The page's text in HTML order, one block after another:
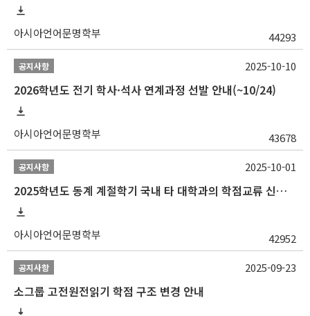
아시아언어문명학부 44293
공지사항
2026학년도 전기 학사·석사 연계과정 선발 안내(~10/24)
아시아언어문명학부 43678
2025-10-10
공지사항
2025학년도 동계 계절학기 국내 타 대학과의 학점교류 신청 안내
아시아언어문명학부 42952
2025-10-01
공지사항
소그룹 고전원전읽기 학점 구조 변경 안내
2025-09-23